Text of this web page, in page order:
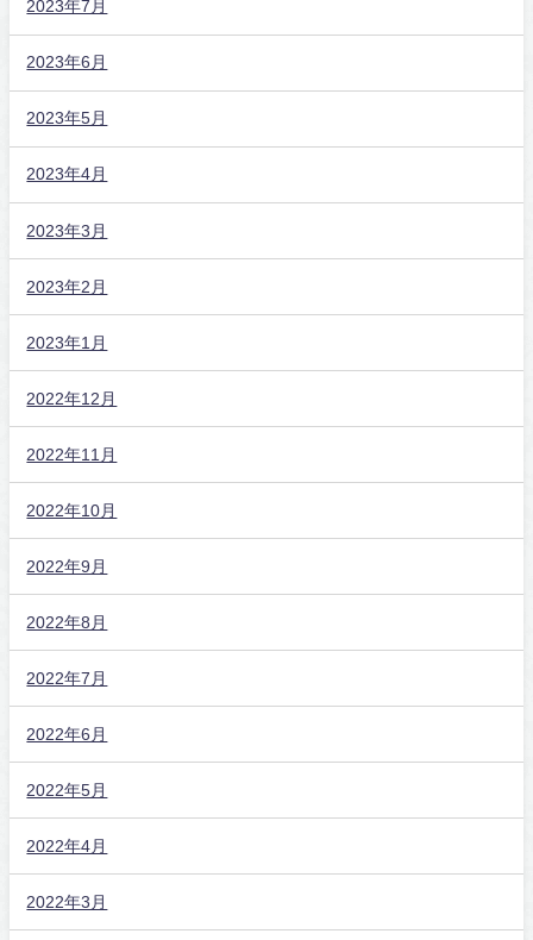
2023年7月
2023年6月
2023年5月
2023年4月
2023年3月
2023年2月
2023年1月
2022年12月
2022年11月
2022年10月
2022年9月
2022年8月
2022年7月
2022年6月
2022年5月
2022年4月
2022年3月